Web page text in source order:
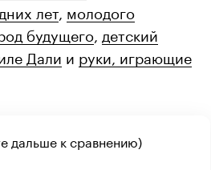
лет, молодого
будущего детский
Дали и руки, играющие
дальше к сравнению)